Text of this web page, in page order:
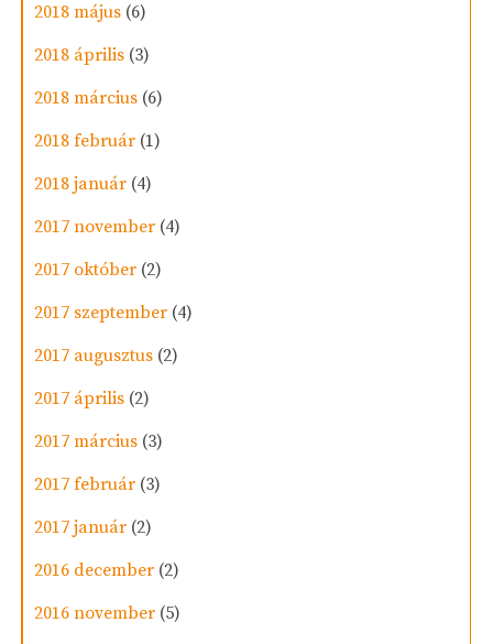
2018 május (6)
2018 április (3)
2018 március (6)
2018 február (1)
2018 január (4)
2017 november (4)
2017 október (2)
2017 szeptember (4)
2017 augusztus (2)
2017 április (2)
2017 március (3)
2017 február (3)
2017 január (2)
2016 december (2)
2016 november (5)